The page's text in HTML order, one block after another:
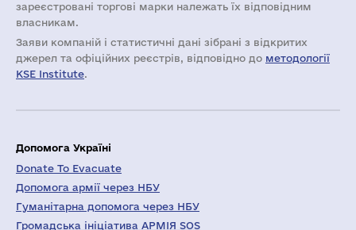
зареєстровані торгові марки належать їх відповідним
власникам.
Заяви компаній i статистичні дані зібрані з відкритих
джерел та офіційних реєстрів, відповідно до методології
KSE Institute.
Допомога Україні
Donate To Evacuate
Допомога армії через НБУ
Гуманітарна допомога через НБУ
Громадська ініціатива АРМІЯ SOS